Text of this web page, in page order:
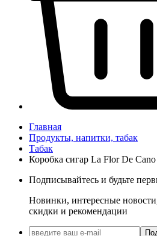
Главная
Продукты, напитки, табак
Табак
Коробка сигар La Flor De
Подписывайтесь и будьте
Новинки, интересные
скидки и рекомендации